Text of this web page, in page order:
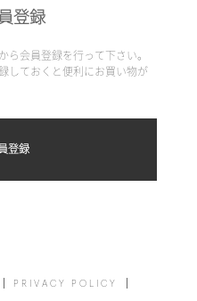
登録
ら会員登録を行って下さい。
しておくと便利にお買い物が
PRIVACY POLICY